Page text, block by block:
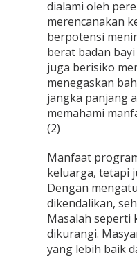
dialami oleh
merencanakan
berpotensi
berat badan
juga berisiko
menegaskan
jangka panjang
memahami
(2)
Manfaat
keluarga, tetapi
Dengan
dikendalikan,
Masalah seperti
dikurangi.
yang lebih baik